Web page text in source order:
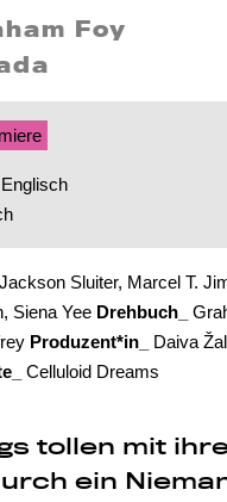
Foy
Jackson Sluiter, Marcel T.
Siena Yee Drehbuch_
Produzent*in_
Daiva
Celluloid Dreams
tollen mit
ein